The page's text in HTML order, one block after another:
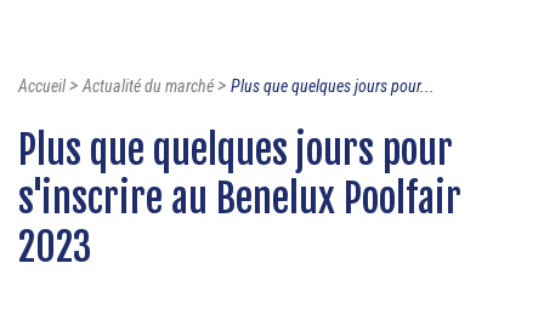
Accueil>Actualité du marché> Plus que quelques jours pour...
Plus que quelques jours pour
s'inscrire au Benelux Poolfair
2023